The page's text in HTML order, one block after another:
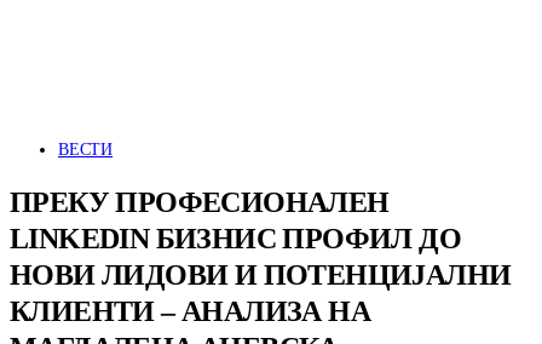
ВЕСТИ
ПРЕКУ ПРОФЕСИОНАЛЕН
LINKEDIN БИЗНИС ПРОФИЛ ДО
НОВИ ЛИДОВИ И ПОТЕНЦИЈАЛНИ
КЛИЕНТИ – АНАЛИЗА НА